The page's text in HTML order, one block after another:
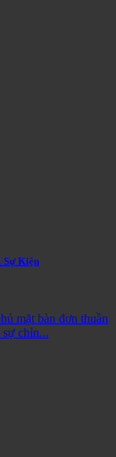
Sự Kiện
mặt bàn đơn thuần
sự chỉn...